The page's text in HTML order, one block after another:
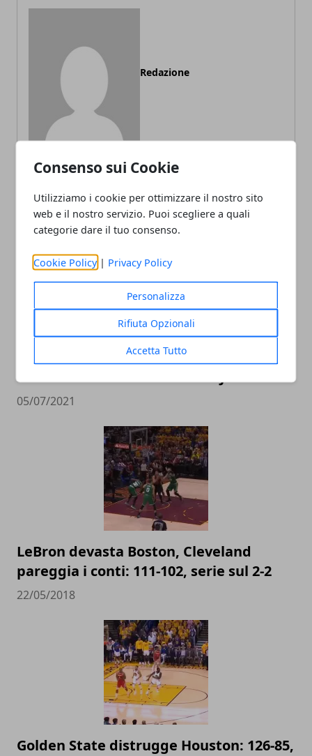
Consenso sui Cookie
Utilizziamo i cookie per ottimizzare il nostro sito
web e il nostro servizio. Puoi scegliere a quali
categorie dare il tuo consenso.
Cookie Policy | Privacy Policy
Personalizza
Rifiuta Opzionali
Accetta Tutto
Redazione
ARTICOLI CORRELATI
I paperoni della NBA: il vorticoso e
redditizio business di LeBron James
05/07/2021
LeBron devasta Boston, Cleveland
pareggia i conti: 111-102, serie sul 2-2
22/05/2018
Golden State distrugge Houston: 126-85,